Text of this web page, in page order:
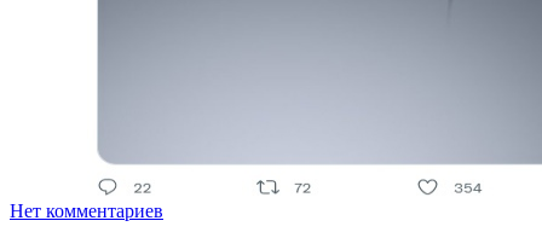
Нет комментариев